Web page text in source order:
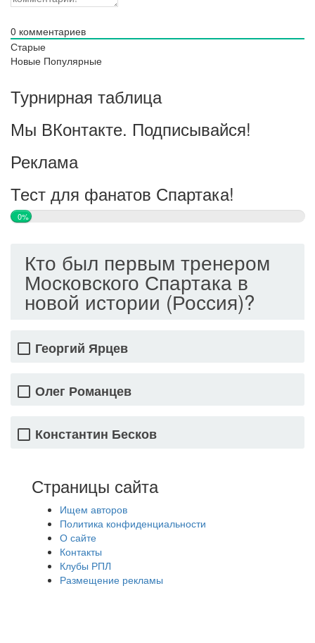
0 комментариев
Старые
Новые Популярные
Турнирная таблица
Мы ВКонтакте. Подписывайся!
Реклама
Тест для фанатов Спартака!
0%
Кто был первым тренером
Московского Спартака в
новой истории (Россия)?
Георгий Ярцев
Олег Романцев
Константин Бесков
Страницы сайта
Ищем авторов
Политика конфиденциальности
О сайте
Контакты
Клубы РПЛ
Размещение рекламы